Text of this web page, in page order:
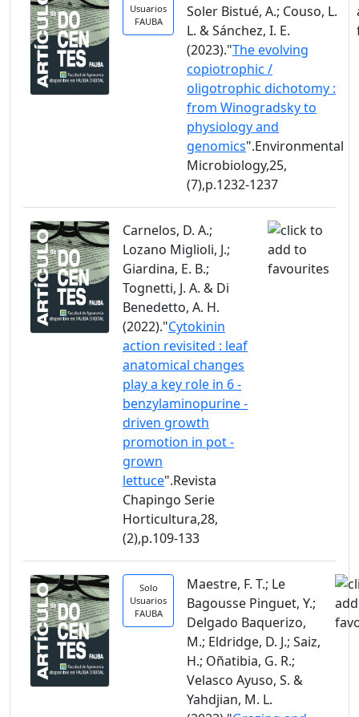
Usuarios
FAUBA
Soler Bistué, A.; Couso, L.
L. & Sánchez, I. E.
(2023)."The evolving
copiotrophic /
oligotrophic dichotomy :
from Winogradsky to
physiology and
genomics".Environmental
Microbiology,25,
(7),p.1232-1237
Carnelos, D. A.;
Lozano Miglioli, J.;
Giardina, E. B.;
Tognetti, J. A. & Di
Benedetto, A. H.
(2022)."Cytokinin
action revisited : leaf
anatomical changes
play a key role in 6 -
benzylaminopurine -
driven growth
promotion in pot -
grown
lettuce".Revista
Chapingo Serie
Horticultura,28,
(2),p.109-133
Solo
Usuarios
FAUBA
Maestre, F. T.; Le
Bagousse Pinguet, Y.;
Delgado Baquerizo,
M.; Eldridge, D. J.; Saiz,
H.; Oñatibia, G. R.;
Velasco Ayuso, S. &
Yahdjian, M. L.